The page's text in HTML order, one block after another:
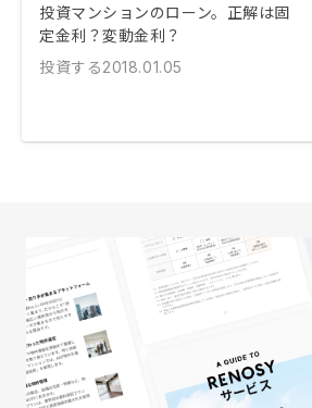
投資マンションのローン。正解は固
定金利？変動金利？
投資する2018.01.05